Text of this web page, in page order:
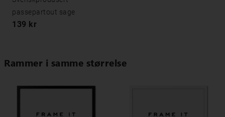
passepartout sage
139 kr
Rammer i samme størrelse